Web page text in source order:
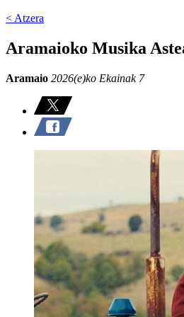
< Atzera
Aramaioko Musika
Aramaio 2026(e)ko Ekainak 7